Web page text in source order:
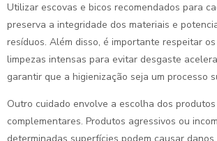
Utilizar escovas e bicos recomendados para
preserva a integridade dos materiais e
resíduos. Além disso, é importante respeitar
limpezas intensas para evitar desgaste
garantir que a higienização seja um processo
Outro cuidado envolve a escolha dos
complementares. Produtos agressivos ou